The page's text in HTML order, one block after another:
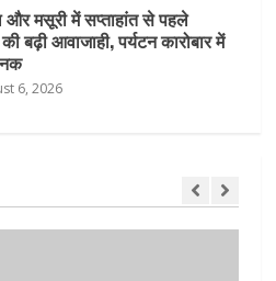
और मसूरी में सप्ताहांत से पहले
बढ़ी आवाजाही, पर्यटन कारोबार में
6, 2026